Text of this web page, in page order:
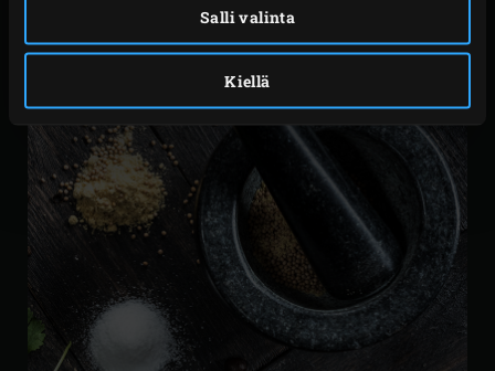
Salli valinta
Kiellä
suurin osa kosteudesta on imeytynyt takaisin.